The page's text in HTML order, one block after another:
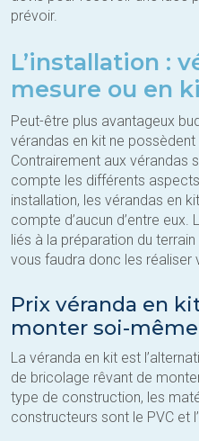
prévoir.
L’installation :
mesure ou en
Peut-être plus avantageux
vérandas en kit ne
Contrairement aux vérandas
compte les différents
installation, les vérandas en
compte d’aucun d’entre
liés à la préparation du
vous faudra donc les réaliser
Prix véranda en
monter soi-même
La véranda en kit est
de bricolage rêvant de
type de construction, les
constructeurs sont le PVC et